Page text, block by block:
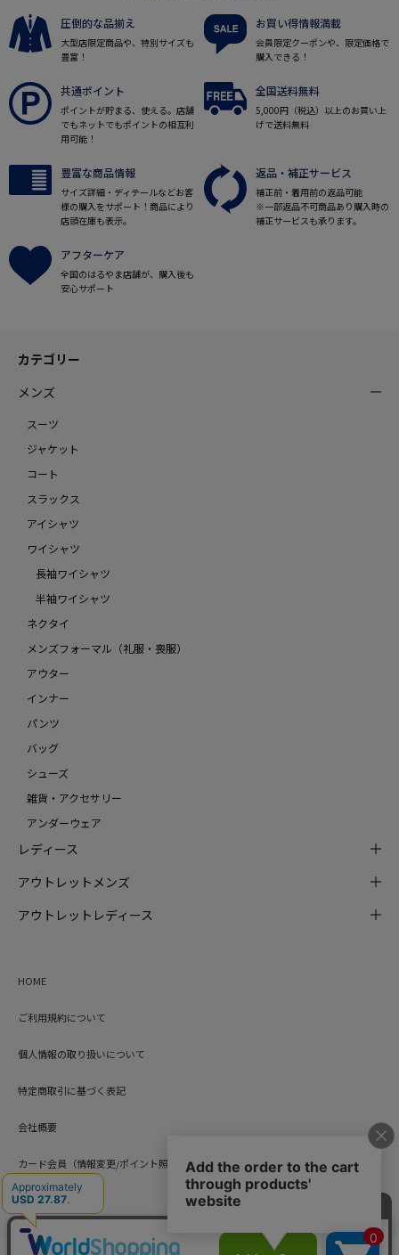
圧倒的な品揃え
大型店限定商品や、特別サイズも
豊富！
お買い得情報満載
会員限定クーポンや、限定価格で
購入できる！
共通ポイント
ポイントが貯まる、使える。店舗
でもネットでもポイントの相互利
用可能！
全国送料無料
5,000円（税込）以上のお買い上
げで送料無料
豊富な商品情報
サイズ詳細・ディテールなどお客
様の購入をサポート！商品により
店頭在庫も表示。
返品・補正サービス
補正前・着用前の返品可能
※一部返品不可商品あり購入時の
補正サービスも承ります。
アフターケア
全国のはるやま店舗が、購入後も
安心サポート
カテゴリー
メンズ
スーツ
ジャケット
コート
スラックス
アイシャツ
ワイシャツ
長袖ワイシャツ
半袖ワイシャツ
ネクタイ
メンズフォーマル（礼服・喪服）
アウター
インナー
パンツ
バッグ
シューズ
雑貨・アクセサリー
アンダーウェア
レディース
アウトレットメンズ
アウトレットレディース
HOME
ご利用規約について
個人情報の取り扱いについて
特定商取引に基づく表記
会社概要
カード会員（情報変更/ポイント照会）
お問い合わせ